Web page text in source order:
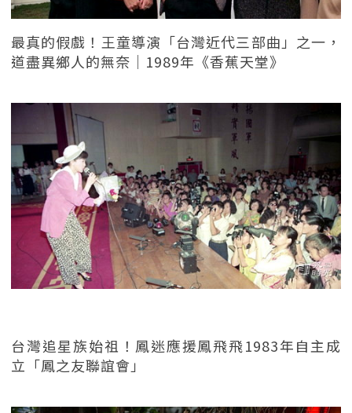
最真的假戲！王童導演「台灣近代三部曲」之一，
道盡異鄉人的無奈｜1989年《香蕉天堂》
台灣追星族始祖！鳳迷應援鳳飛飛1983年自主成
立「鳳之友聯誼會」